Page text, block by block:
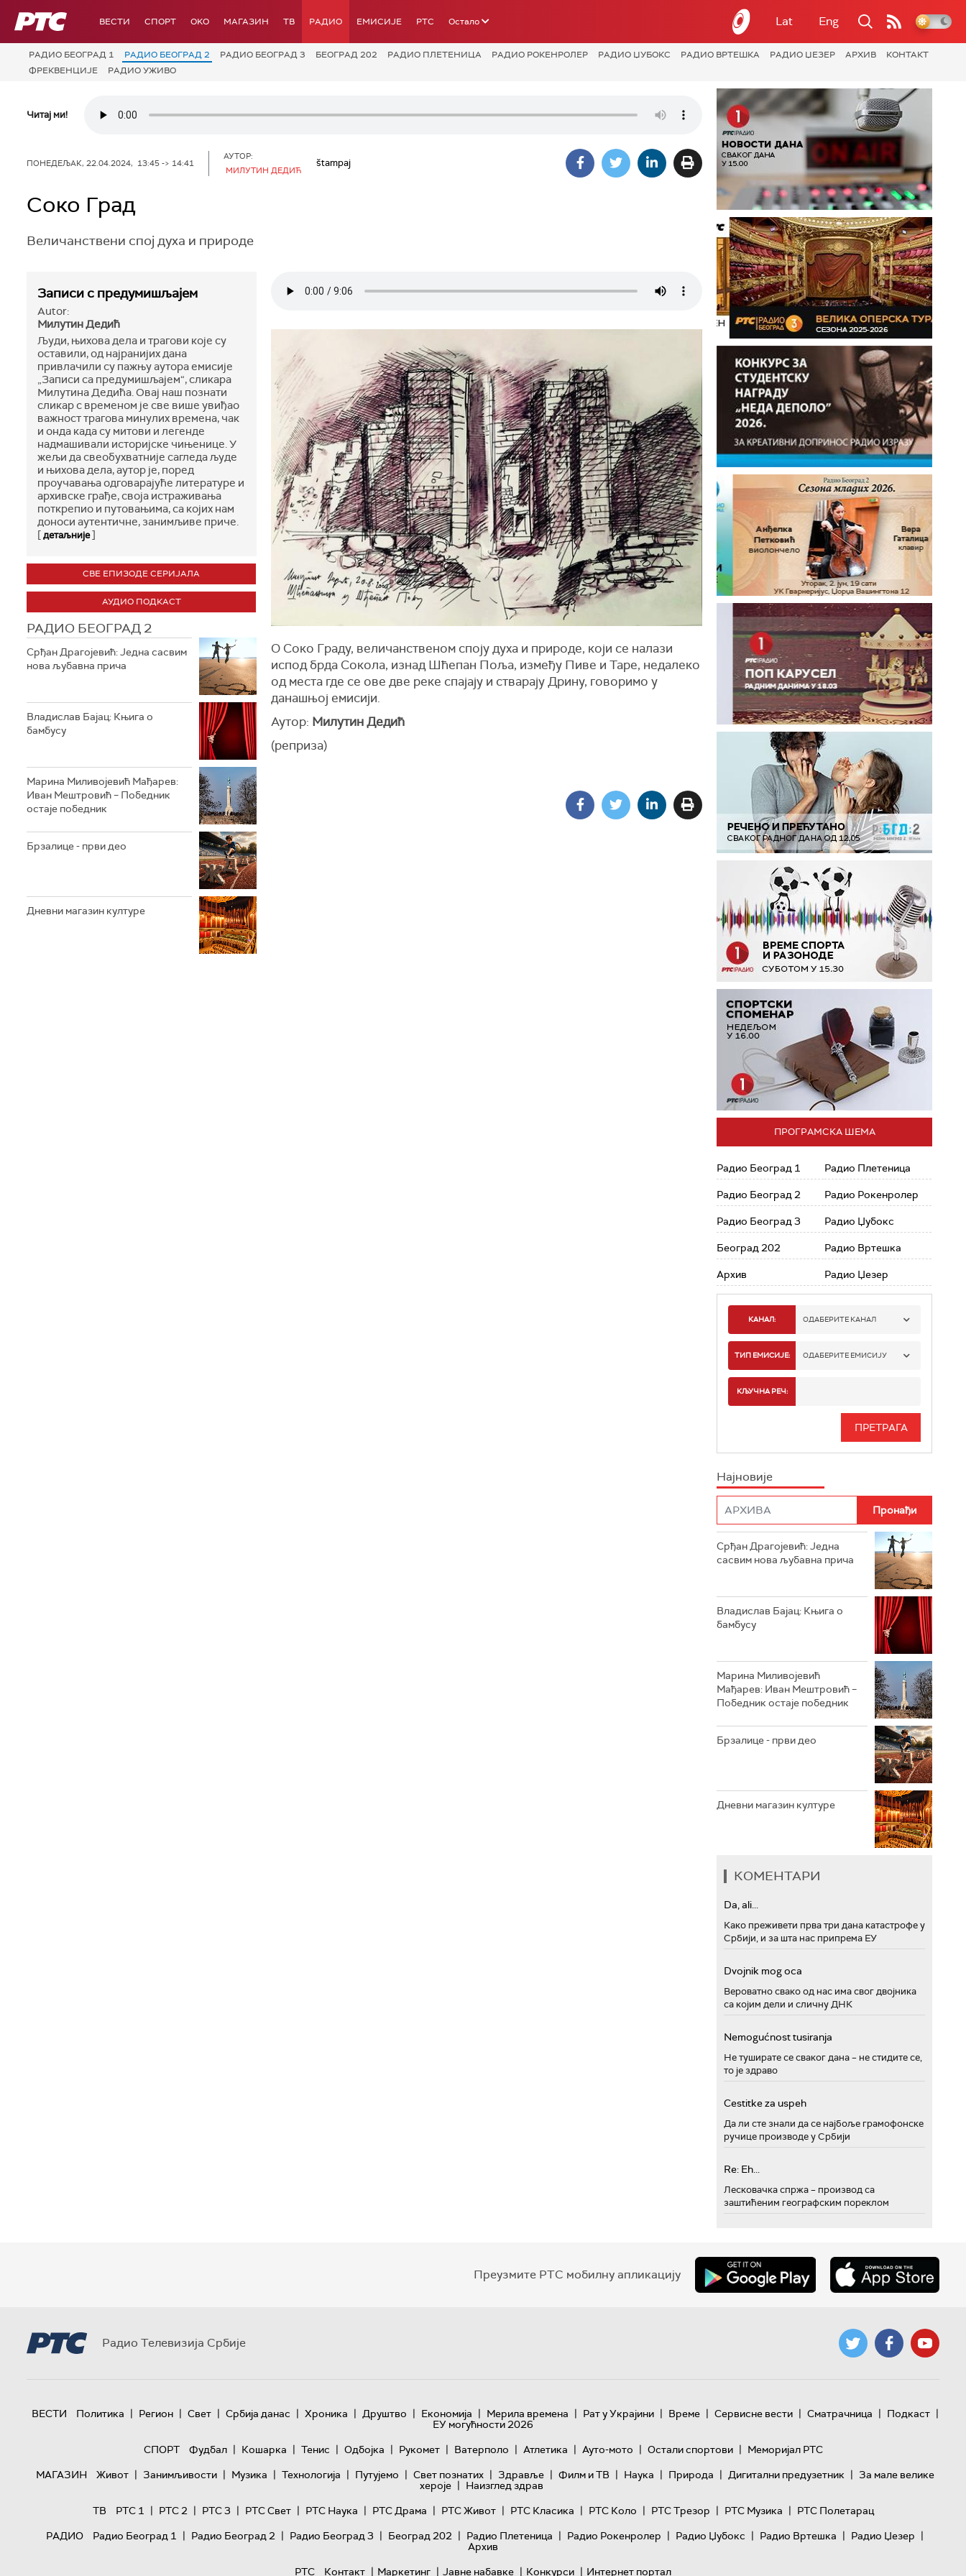
РТС ВЕСТИ СПОРТ OKO МАГАЗИН ТВ РАДИО ЕМИСИЈЕ РТС Остало Lat Eng
РАДИО БЕОГРАД 1 РАДИО БЕОГРАД 2 РАДИО БЕОГРАД 3 БЕОГРАД 202 РАДИО ПЛЕТЕНИЦА РАДИО РОКЕНРОЛЕР РАДИО ЏУБОКС РАДИО ВРТЕШКА РАДИО ЏЕЗЕР АРХИВ
КОНТАКТ
ФРЕКВЕНЦИЈЕ
РАДИО УЖИВО
Читај ми!
ПОНЕДЕЉАК, 22.04.2024, 13:45 -> 14:41
АУТОР:
МИЛУТИН ДЕДИЋ
štampaj
Соко Град
Величанствени спој духа и природе
Записи с предумишљајем
Autor:
Милутин Дедић
Људи, њихова дела и трагови које су
оставили, од најранијих дана
привлачили су пажњу аутора емисије
„Записи са предумишљајем“, сликара
Милутина Дедића. Овај наш познати
сликар с временом је све више увиђао
важност трагова минулих времена, чак
и онда када су митови и легенде
надмашивали историјске чињенице. У
жељи да свеобухватније сагледа људе
и њихова дела, аутор је, поред
проучавања одговарајуће литературе и
архивске грађе, своја истраживања
поткрепио и путовањима, са којих нам
доноси аутентичне, занимљиве приче.
[детаљније]
СВЕ ЕПИЗОДЕ СЕРИЈАЛА
АУДИО ПОДКАСТ
РАДИО БЕОГРАД 2
Срђан Драгојевић: Једна сасвим
нова љубавна прича
Владислав Бајац: Књига о
бамбусу
Марина Миливојевић Мађарев:
Иван Мештровић – Победник
остаје победник
Брзалице - први део
Дневни магазин културе
О Соко Граду, величанственом споју духа и природе, који се налази
испод брда Сокола, изнад Шћепан Поља, између Пиве и Таре, недалеко
од места где се ове две реке спајају и стварају Дрину, говоримо у
данашњој емисији.
Аутор: Милутин Дедић
(реприза)
ПРОГРАМСКА ШЕМА
Радио Београд 1
Радио Београд 2
Радио Београд 3
Београд 202
Архив
Радио Плетеница
Радио Рокенролер
Радио Џубокс
Радио Вртешка
Радио Џезер
КАНАЛ: ОДАБЕРИТЕ КАНАЛ
РАДИО БЕОГРАД 1
РАДИО БЕОГРАД 3
РАДИО РОКЕНРОЛЕР
РАДИО ЏУБОКС
РАДИО ВРТЕШКА
РАДИО ЏЕЗЕР
ТИП ЕМИСИЈЕ: ОДАБЕРИТЕ ЕМИСИЈУ
ИНФО
КЉУЧНА РЕЧ:
Најновије
Срђан Драгојевић: Једна
сасвим нова љубавна прича
Владислав Бајац: Књига о
бамбусу
Марина Миливојевић
Мађарев: Иван Мештровић –
Победник остаје победник
Брзалице - први део
Дневни магазин културе
КОМЕНТАРИ
Da, ali...
Како преживети прва три дана катастрофе у
Србији, и за шта нас припрема ЕУ
Dvojnik mog oca
Вероватно свако од нас има свог двојника
са којим дели и сличну ДНК
Nemogućnost tusiranja
Не туширате се сваког дана – не стидите се,
то је здраво
Cestitke za uspeh
Да ли сте знали да се најбоље грамофонске
ручице производе у Србији
Re: Eh...
Лесковачка спржа – производ са
заштићеним географским пореклом
Преузмите РТС мобилну апликацију
Радио Телевизија Србије
ВЕСТИ Политика | Регион | Свет | Србија данас | Хроника | Друштво | Економија | Мерила времена | Рат у Украјини | Време | Сервисне вести | Сматрачница | Подкаст |
ЕУ могућности 2026
СПОРТ
Фудбал | Кошарка | Тенис | Одбојка | Рукомет | Ватерполо | Атлетика | Ауто-мото | Остали спортови | Меморијал РТС
МАГАЗИН
Живот | Занимљивости | Музика | Технологијa | Путујемо | Свет познатих | Здравље | Филм и ТВ | Наука | Природа | Дигитални предузетник | За мале велике
хероје | Наизглед здрав
ТВ
РТС 1 | РТС 2 | РТС 3 | РТС Свет | РТС Наука | РТС Драма | РТС Живот | РТС Класика | РТС Коло | РТС Трезор | РТС Музика | РТС Полетарац
РАДИО
Радио Београд 1 | Радио Београд 2 | Радио Београд 3 | Београд 202 | Радио Плетеница | Радио Рокенролер | Радио Џубокс | Радио Вртешка | Радио Џезер |
Архив
РТС
Контакт | Маркетинг | Јавне набавке | Конкурси | Интернет портал